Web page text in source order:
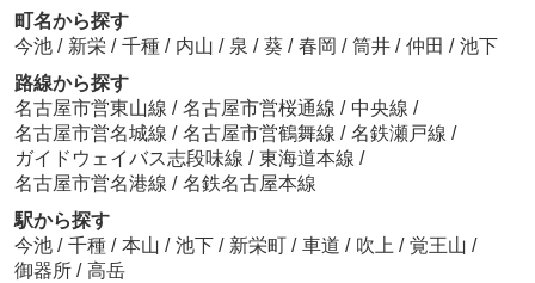
町名から探す
今池 / 新栄 / 千種 / 内山 / 泉 / 葵 / 春岡 / 筒井 / 仲田 / 池下
路線から探す
名古屋市営東山線 / 名古屋市営桜通線 / 中央線 /
名古屋市営名城線 / 名古屋市営鶴舞線 / 名鉄瀬戸線 /
ガイドウェイバス志段味線 / 東海道本線 /
名古屋市営名港線 / 名鉄名古屋本線
駅から探す
今池 / 千種 / 本山 / 池下 / 新栄町 / 車道 / 吹上 / 覚王山 /
御器所 / 高岳